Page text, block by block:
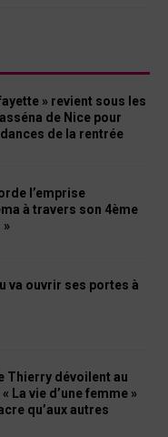
» revient sous les
de Nice pour
de la rentrée
l’emprise
à travers son 4ème
»
va ouvrir ses portes à
Thierry dévoilent au
La vie d’une femme »
qu’aux autres